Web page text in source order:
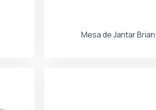
Mesa de Jantar Brian